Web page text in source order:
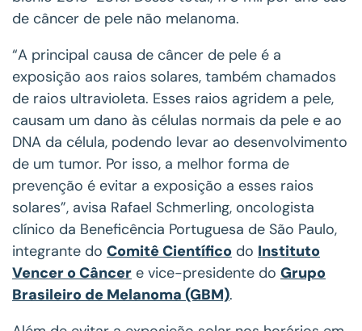
de câncer de pele não melanoma.
“A principal causa de câncer de pele é a
exposição aos raios solares, também chamados
de raios ultravioleta. Esses raios agridem a pele,
causam um dano às células normais da pele e ao
DNA da célula, podendo levar ao desenvolvimento
de um tumor. Por isso, a melhor forma de
prevenção é evitar a exposição a esses raios
solares”, avisa Rafael Schmerling, oncologista
clínico da Beneficência Portuguesa de São Paulo,
integrante do Comitê Científico do Instituto
Vencer o Câncer e vice-presidente do Grupo
Brasileiro de Melanoma (GBM).